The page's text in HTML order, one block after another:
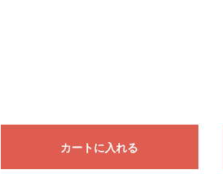
カートに入れる